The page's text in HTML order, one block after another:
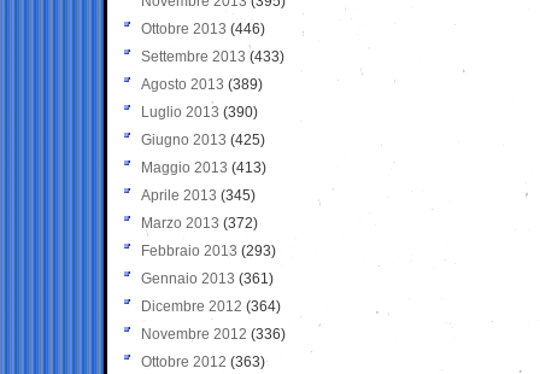
Ottobre 2013 (446)
Settembre 2013 (433)
Agosto 2013 (389)
Luglio 2013 (390)
Giugno 2013 (425)
Maggio 2013 (413)
Aprile 2013 (345)
Marzo 2013 (372)
Febbraio 2013 (293)
Gennaio 2013 (361)
Dicembre 2012 (364)
Novembre 2012 (336)
Ottobre 2012 (363)